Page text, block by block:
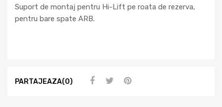
Suport de montaj pentru Hi-Lift pe roata de rezerva,
pentru bare spate ARB.
PARTAJEAZA(0)